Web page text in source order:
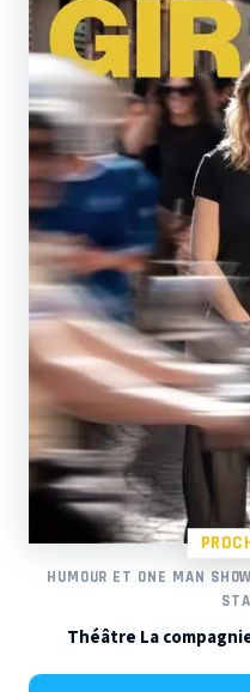
HUMOUR ET ONE MAN SHOW
Théâtre La